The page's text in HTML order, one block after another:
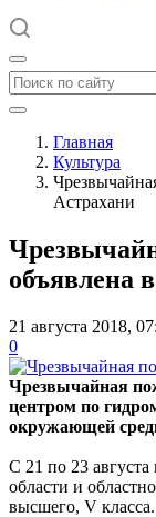
Главная
Культура
Астрахани
объявлена
21 августа 2018,
0
Чрезвычайная
центром по
окружающей
С 21 по 23
области и
высшего, V класса.